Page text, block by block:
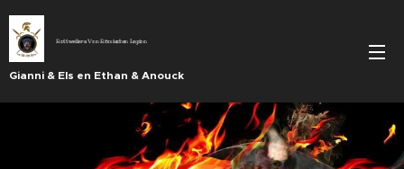
Rottweilers Von Römischen Legion
Gianni & Els en Ethan & Anouck